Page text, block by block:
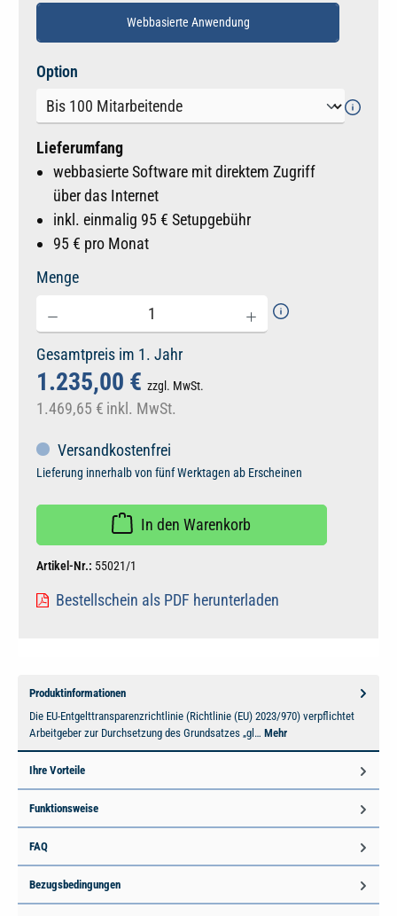
Webbasierte Anwendung
Option
Lieferumfang
webbasierte Software mit direktem Zugriff
über das Internet
inkl. einmalig 95 € Setupgebühr
95 € pro Monat
Menge
Gesamtpreis im 1. Jahr
1.235,00 € zzgl. MwSt.
1.469,65 € inkl. MwSt.
Versandkostenfrei
Lieferung innerhalb von fünf Werktagen ab Erscheinen
In den Warenkorb
Artikel-Nr.: 55021/1
Bestellschein als PDF herunterladen
Produktinformationen
Die EU-Entgelttransparenzrichtlinie (Richtlinie (EU) 2023/970) verpflichtet
Arbeitgeber zur Durchsetzung des Grundsatzes „gl… Mehr
Ihre Vorteile
Funktionsweise
FAQ
Bezugsbedingungen